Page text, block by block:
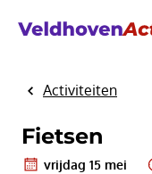
HomeActiviteiten
Fietsen
vrijdag 15 mei